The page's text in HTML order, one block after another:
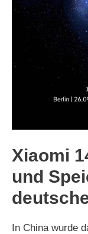
Xiaomi
und
In China wurde